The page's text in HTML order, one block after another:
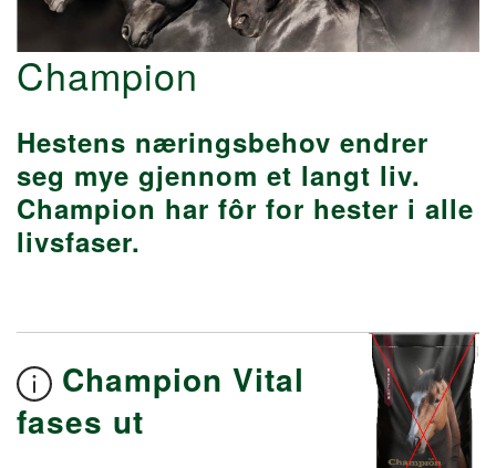
Champion
Hestens næringsbehov endrer
seg mye gjennom et langt liv.
Champion har fôr for hester i alle
livsfaser.
Champion Vital
fases ut